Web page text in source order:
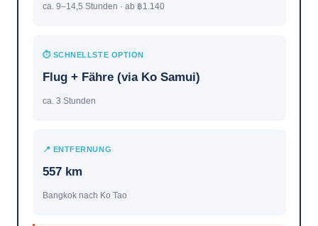
ca. 9–14,5 Stunden · ab ฿1.140
⏱ SCHNELLSTE OPTION
Flug + Fähre (via Ko Samui)
ca. 3 Stunden
📍 ENTFERNUNG
557 km
Bangkok nach Ko Tao